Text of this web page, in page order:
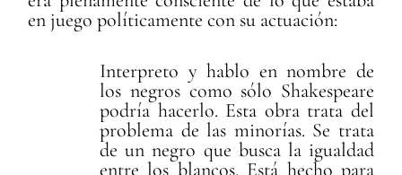
en juego políticamente con su actuación:
Interpreto y hablo en nombre de
los negros como sólo Shakespeare
podría hacerlo. Esta obra trata del
problema de las minorías. Se trata
de un negro que busca la igualdad
entre los blancos. Está hecho para